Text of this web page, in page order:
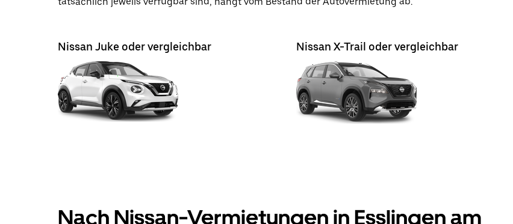
Nissan Juke oder vergleichbar Nissan X-Trail oder vergleichbar
Nach Nissan-Vermietungen in Esslingen am